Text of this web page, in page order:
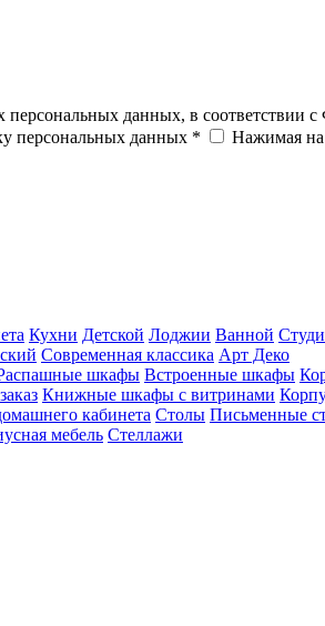
данных, в
персональных данных *
Нажимая на
Кухни Детской Лоджии Ванной
Современная классика Арт Деко
шкафы Встроенные шкафы
Книжные шкафы с витринами
кабинета Столы Письменные
мебель Стеллажи